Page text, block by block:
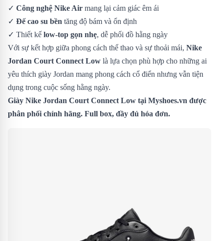
✓ Công nghệ Nike Air mang lại cảm giác êm ái
✓ Đế cao su bền tăng độ bám và ổn định
✓ Thiết kế low-top gọn nhẹ, dễ phối đồ hằng ngày
Với sự kết hợp giữa phong cách thể thao và sự thoải mái, Nike
Jordan Court Connect Low là lựa chọn phù hợp cho những ai
yêu thích giày Jordan mang phong cách cổ điển nhưng vẫn tiện
dụng trong cuộc sống hằng ngày.
Giày Nike Jordan Court Connect Low tại Myshoes.vn được
phân phối chính hãng. Full box, đầy đủ hóa đơn.